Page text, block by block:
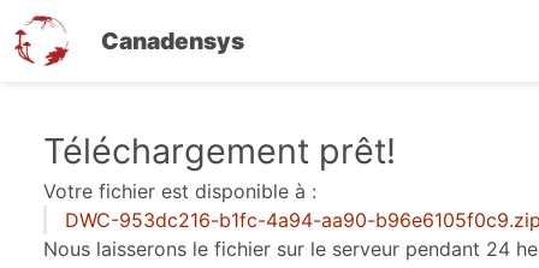
Canadensys
contenu
principal
Téléchargement prêt!
Votre fichier est disponible à :
DWC-953dc216-b1fc-4a94-aa90-
Nous laisserons le fichier sur le serveur pendant 24